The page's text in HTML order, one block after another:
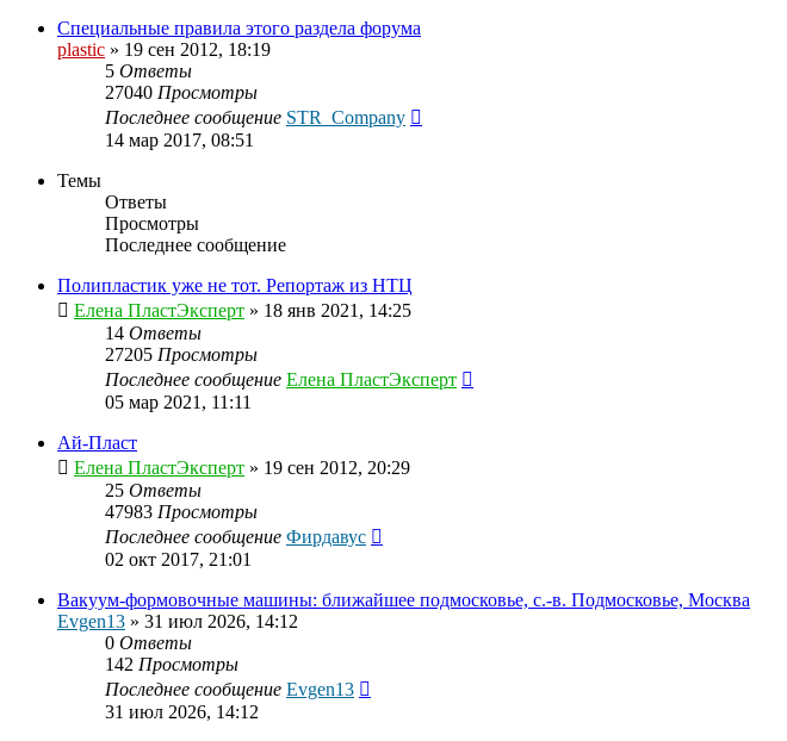
Специальные правила этого раздела форума
plastic » 19 сен 2012, 18:19
5 Ответы
27040 Просмотры
Последнее сообщение STR_Company
14 мар 2017, 08:51
Темы
Ответы
Просмотры
Последнее сообщение
Полипластик уже не тот. Репортаж из НТЦ
Елена ПластЭксперт » 18 янв 2021, 14:25
14 Ответы
27205 Просмотры
Последнее сообщение Елена ПластЭксперт
05 мар 2021, 11:11
Ай-Пласт
Елена ПластЭксперт » 19 сен 2012, 20:29
25 Ответы
47983 Просмотры
Последнее сообщение Фирдавус
02 окт 2017, 21:01
Вакуум-формовочные машины: ближайшее подмосковье, с.-в. Подмосковье, Москва
Evgen13 » 31 июл 2026, 14:12
0 Ответы
142 Просмотры
Последнее сообщение Evgen13
31 июл 2026, 14:12